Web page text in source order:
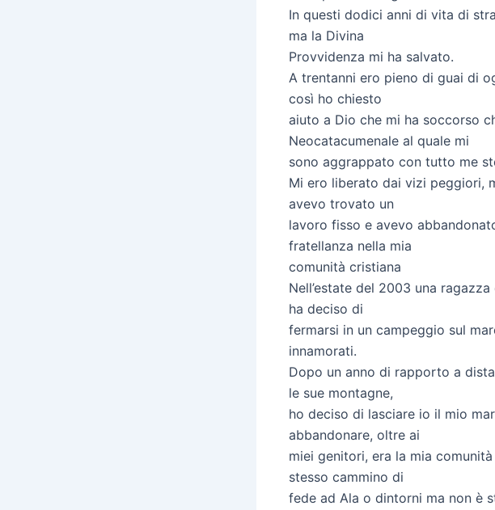
In questi dodici anni di vita di
ma la Divina
Provvidenza mi ha salvato.
A trentanni ero pieno di guai di
così ho chiesto
aiuto a Dio che mi ha soccorso
Neocatacumenale al quale mi
sono aggrappato con tutto me
Mi ero liberato dai vizi peggiori,
avevo trovato un
lavoro fisso e avevo
fratellanza nella mia
comunità cristiana
Nell’estate del 2003 una
ha deciso di
fermarsi in un campeggio sul
innamorati.
Dopo un anno di rapporto a
le sue montagne,
ho deciso di lasciare io il mio
abbandonare, oltre ai
miei genitori, era la mia
stesso cammino di
fede ad Ala o dintorni ma non è